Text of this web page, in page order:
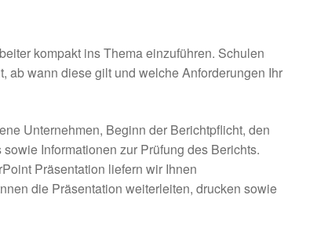
kompakt ins Thema einzuführen. Schulen
ab wann diese gilt und welche Anforderungen Ihr
Unternehmen, Beginn der Berichtpflicht, den
Informationen zur Prüfung des Berichts.
Präsentation liefern wir Ihnen
die Präsentation weiterleiten, drucken sowie